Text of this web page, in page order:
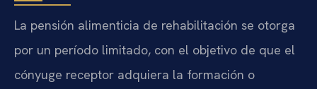
La pensión alimenticia de rehabilitación se otorga
por un período limitado, con el objetivo de que el
cónyuge receptor adquiera la formación o